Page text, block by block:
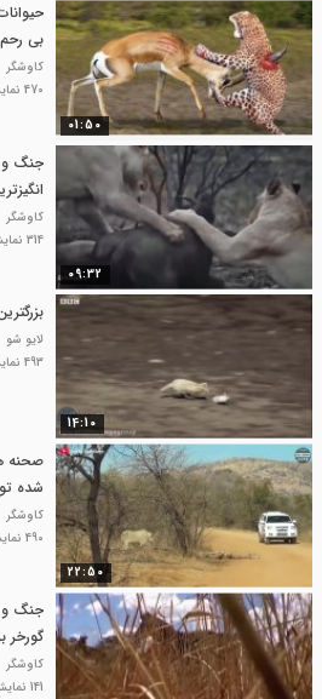
01:50
بی
کاوشگر
470 نمایش
09:32
جنگ و
2022 - مستند رازبقا
کاوشگر
314 نمایش
14:10
لایو شو
493 نمایش
22:50
صحنه
شده
کاوشگر
490 نمایش
جنگ و
گورخر
میخیزد
کاوشگر
141 نمایش